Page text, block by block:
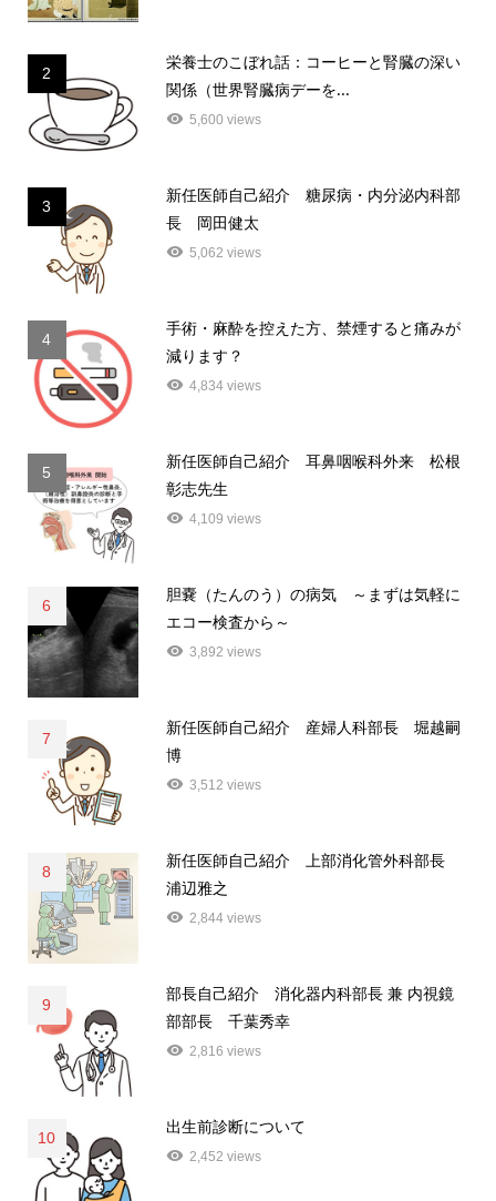
2
栄養士のこぼれ話：コーヒーと腎臓の深い
関係（世界腎臓病デーを...
5,600 views
3
新任医師自己紹介 糖尿病・内分泌内科部
長 岡田健太
5,062 views
4
手術・麻酔を控えた方、禁煙すると痛みが
減ります？
4,834 views
5
新任医師自己紹介 耳鼻咽喉科外来 松根
彰志先生
4,109 views
6
胆嚢（たんのう）の病気 ～まずは気軽に
エコー検査から～
3,892 views
7
新任医師自己紹介 産婦人科部長 堀越嗣
博
3,512 views
8
新任医師自己紹介 上部消化管外科部長
浦辺雅之
2,844 views
9
部長自己紹介 消化器内科部長 兼 内視鏡
部部長 千葉秀幸
2,816 views
10
出生前診断について
2,452 views